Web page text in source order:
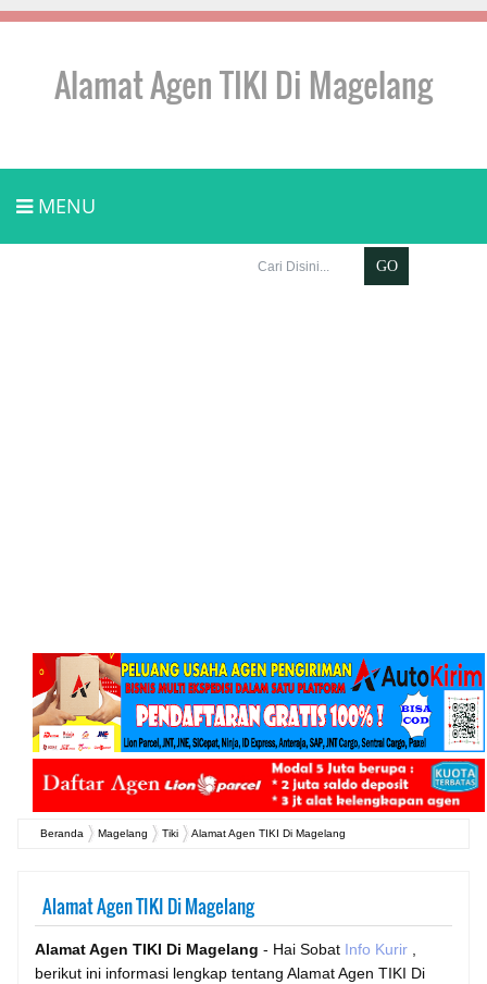
Alamat Agen TIKI Di Magelang
MENU
Beranda Magelang Tiki Alamat Agen TIKI Di Magelang
Alamat Agen TIKI Di Magelang
Alamat Agen TIKI Di Magelang - Hai Sobat Info Kurir
berikut ini informasi lengkap tentang Alamat Agen TIKI Di